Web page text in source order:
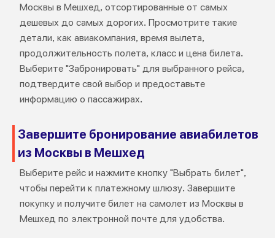
Москвы в Мешхед, отсортированные от самых
дешевых до самых дорогих. Просмотрите такие
детали, как авиакомпания, время вылета,
продолжительность полета, класс и цена билета.
Выберите "Забронировать" для выбранного рейса,
подтвердите свой выбор и предоставьте
информацию о пассажирах.
Завершите бронирование авиабилетов
из Москвы в Мешхед
Выберите рейс и нажмите кнопку "Выбрать билет",
чтобы перейти к платежному шлюзу. Завершите
покупку и получите билет на самолет из Москвы в
Мешхед по электронной почте для удобства.